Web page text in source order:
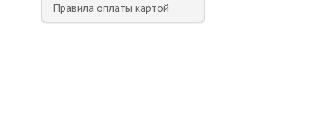
Правила оплаты картой